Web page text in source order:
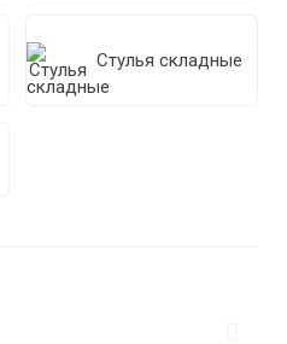
Стулья складные